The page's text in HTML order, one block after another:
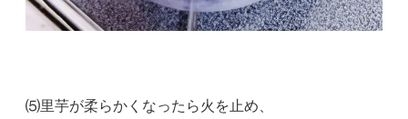
⑸里芋が柔らかくなったら火を止め、